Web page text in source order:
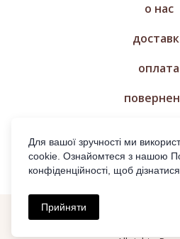
о нас
оплата
Для вашої зручності ми
cookie. Ознайомтеся з нашою
конфіденційності, щоб
Прийняти